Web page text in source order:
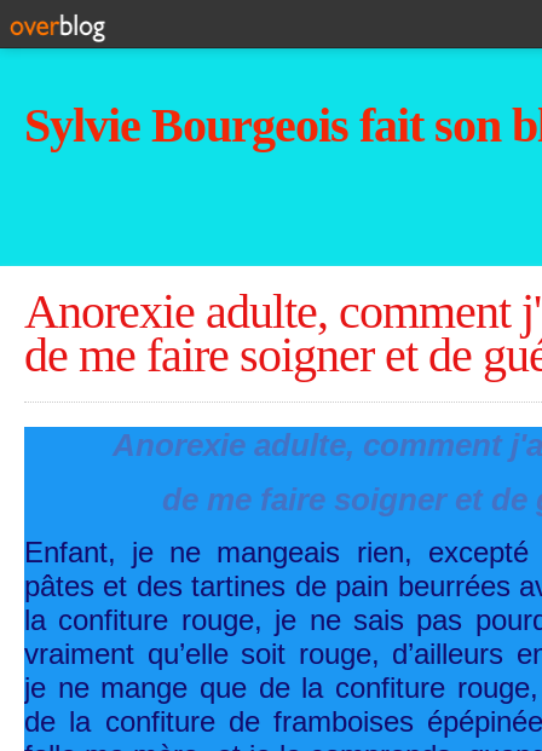
Sylvie Bourgeois fait son
Anorexie adulte, comment
de me faire soigner et de
Anorexie adulte, comment
de me faire soigner et de
Enfant, je ne mangeais rien,
pâtes et des tartines de pain beurrées
la confiture rouge, je ne sais pas
vraiment qu’elle soit rouge, d’ailleurs
je ne mange que de la confiture
de la confiture de framboises